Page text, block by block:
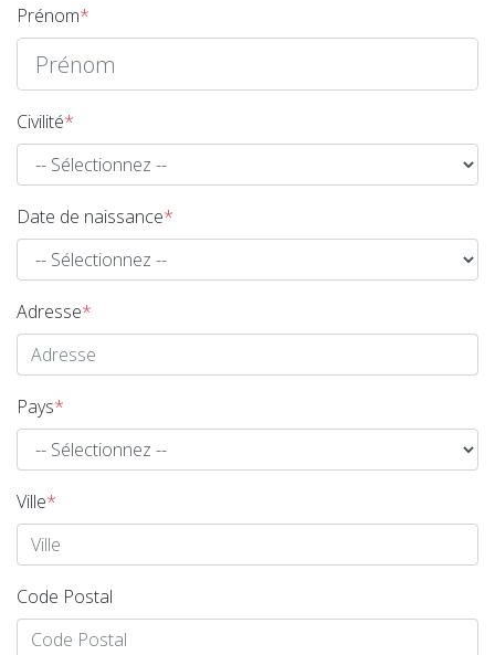
Prénom*
Civilité*
Date de naissance*
Adresse*
Pays*
Ville*
Code Postal